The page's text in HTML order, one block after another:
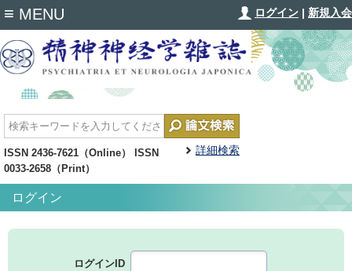
ログイン | 新規入会
詳細検索
ISSN 2436-7621（Online） ISSN
0033-2658（Print）
≡ MENU
ログイン
ログインID